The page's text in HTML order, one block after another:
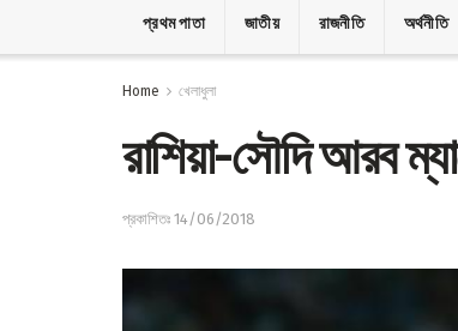
প্রথম পাতা জাতীয় রাজনীতি অর্থনীতি
Home খেলাধুলা
রাশিয়া-সৌদি আরব
প্রকাশিতঃ 14/06/2018